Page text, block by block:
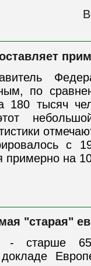
по
180 тысяч
с
примерно на
"старая"
- старше